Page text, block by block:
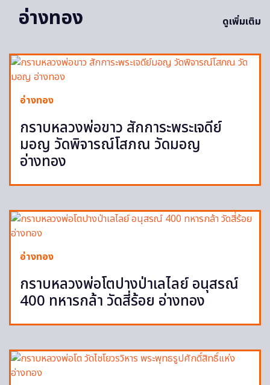
อ่างทอง ดูเพิ่มเติม
อ่างทอง
กราบหลวงพ่อขาว สักการะพระเจดีย์
มอญ วัดพิจารณ์โสภณ วัดมอญ
อ่างทอง
อ่างทอง
กราบหลวงพ่อโตปางป่าเลไลย์ อนุสรณ์
400 ทหารกล้า วัดสี่ร้อย อ่างทอง